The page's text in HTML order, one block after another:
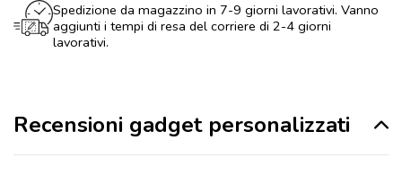
Spedizione da magazzino in 7-9 giorni lavorativi. Vanno
aggiunti i tempi di resa del corriere di 2-4 giorni
lavorativi.
Recensioni gadget personalizzati